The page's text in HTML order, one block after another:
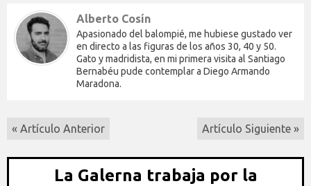
Alberto Cosín
Apasionado del balompié, me hubiese gustado ver
en directo a las figuras de los años 30, 40 y 50.
Gato y madridista, en mi primera visita al Santiago
Bernabéu pude contemplar a Diego Armando
Maradona.
« Artículo Anterior Artículo Siguiente »
La Galerna trabaja por la